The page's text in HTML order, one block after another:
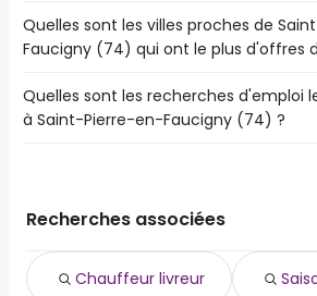
Les villes proches de Saint-Pierre-en-
ont le plus d'offres d'emploi -
Annemasse
Sallanches
Gaillard
Thyez
Quelles sont les villes proches de
Faucigny (74) qui ont le plus d'offres
Les 10 villes proches de Saint-Pierre-
ont le plus d'offres d'emploi sont :
Cluses
Passy
Quelles sont les recherches d'emploi
à Saint-Pierre-en-Faucigny (74) ?
assurances
cdd 1 mois
Recherches associées
Chauffeur livreur